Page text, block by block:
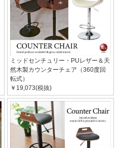
ミッドセンチュリー・PUレザー＆天
然木製カウンターチェア（360度回
転式）
￥19,073(税抜)